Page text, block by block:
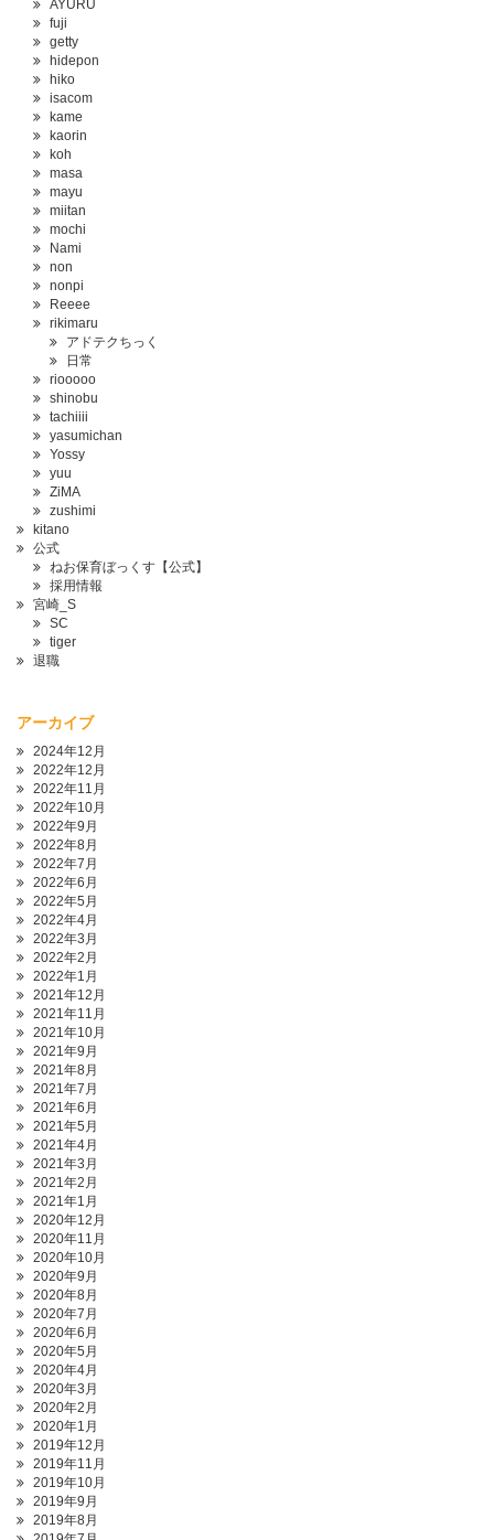
AYURU
fuji
getty
hidepon
hiko
isacom
kame
kaorin
koh
masa
mayu
miitan
mochi
Nami
non
nonpi
Reeee
rikimaru
アドテクちっく
日常
riooooo
shinobu
tachiiii
yasumichan
Yossy
yuu
ZiMA
zushimi
kitano
公式
ねお保育ぼっくす【公式】
採用情報
宮崎_S
SC
tiger
退職
アーカイブ
2024年12月
2022年12月
2022年11月
2022年10月
2022年9月
2022年8月
2022年7月
2022年6月
2022年5月
2022年4月
2022年3月
2022年2月
2022年1月
2021年12月
2021年11月
2021年10月
2021年9月
2021年8月
2021年7月
2021年6月
2021年5月
2021年4月
2021年3月
2021年2月
2021年1月
2020年12月
2020年11月
2020年10月
2020年9月
2020年8月
2020年7月
2020年6月
2020年5月
2020年4月
2020年3月
2020年2月
2020年1月
2019年12月
2019年11月
2019年10月
2019年9月
2019年8月